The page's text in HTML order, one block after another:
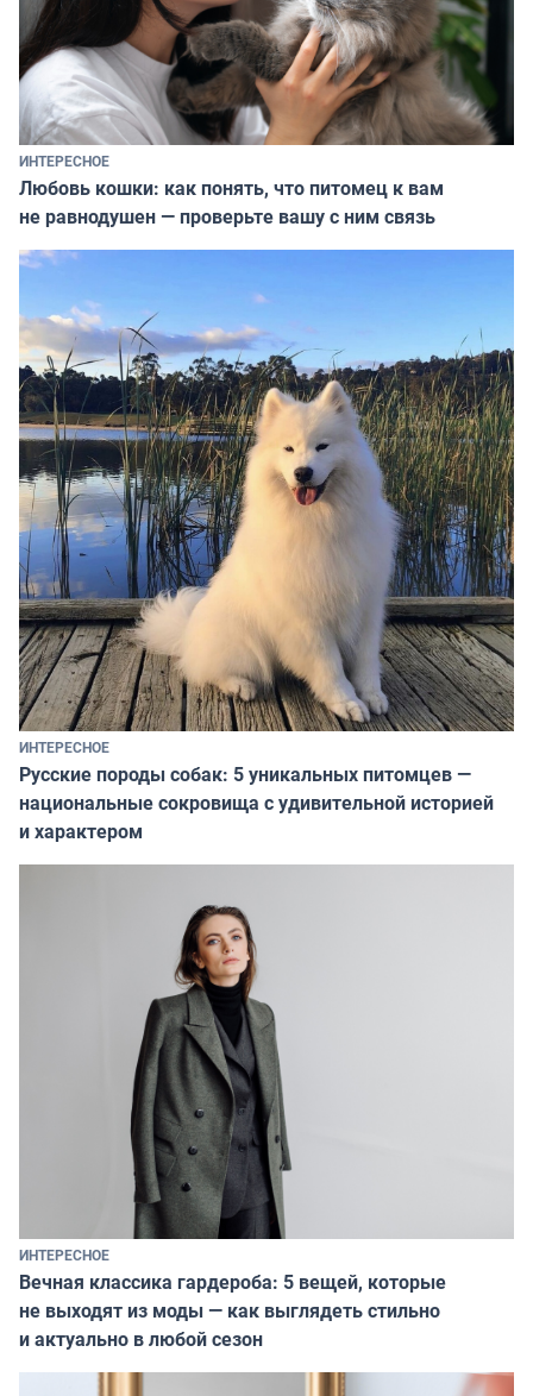
ИНТЕРЕСНОЕ
Любовь кошки: как понять, что питомец к вам
не равнодушен — проверьте вашу с ним связь
ИНТЕРЕСНОЕ
Русские породы собак: 5 уникальных питомцев —
национальные сокровища с удивительной историей
и характером
ИНТЕРЕСНОЕ
Вечная классика гардероба: 5 вещей, которые
не выходят из моды — как выглядеть стильно
и актуально в любой сезон